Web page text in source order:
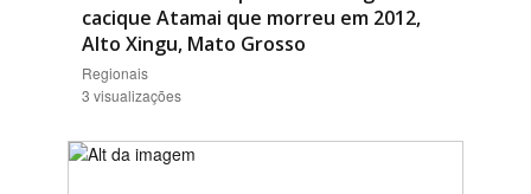
cacique Atamai que morreu em 2012,
Alto Xingu, Mato Grosso
Regionais
3 visualizações